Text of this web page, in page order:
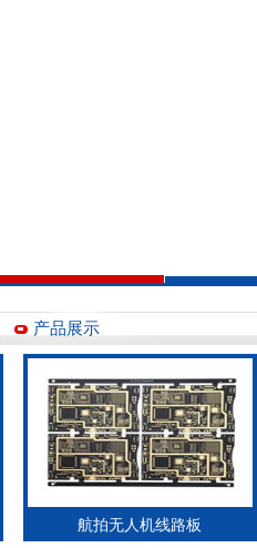
产品展示
航拍无人机线路板